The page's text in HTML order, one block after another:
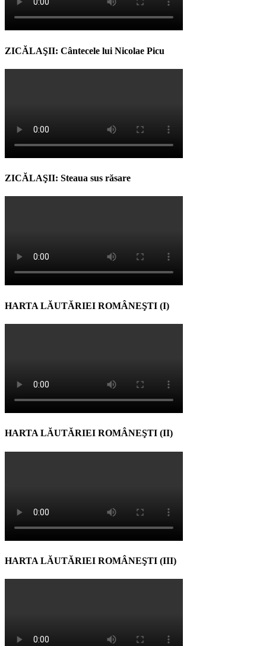
ZICĂLAŞII: Cântecele lui Nicolae Picu
ZICĂLAŞII: Steaua sus răsare
HARTA LĂUTĂRIEI ROMÂNEŞTI (I)
HARTA LĂUTĂRIEI ROMÂNEŞTI (II)
HARTA LĂUTĂRIEI ROMÂNEŞTI (III)